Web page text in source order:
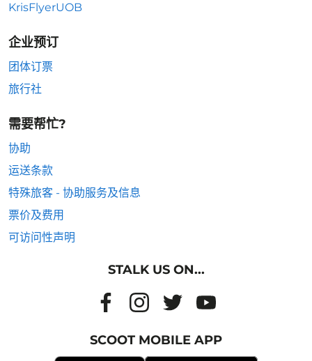
KrisFlyerUOB
企业预订
团体订票
旅行社
需要帮忙?
协助
运送条款
特殊旅客 - 协助服务及信息
票价及费用
可访问性声明
STALK US ON...
SCOOT MOBILE APP